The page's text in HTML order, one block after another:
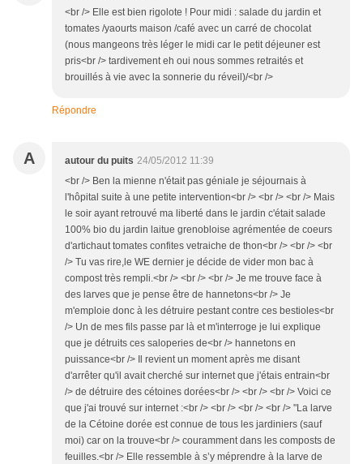
<br /> Elle est bien rigolote ! Pour midi : salade du jardin et
tomates /yaourts maison /café avec un carré de chocolat
(nous mangeons très léger le midi car le petit déjeuner est
pris<br /> tardivement eh oui nous sommes retraités et
brouillés à vie avec la sonnerie du réveil)/<br />
Répondre
A autour du puits 24/05/2012 11:39
<br /> Ben la mienne n'était pas géniale je séjournais à
l'hôpital suite à une petite intervention<br /> <br /> <br /> Mais
le soir ayant retrouvé ma liberté dans le jardin c'était salade
100% bio du jardin laitue grenobloise agrémentée de coeurs
d'artichaut tomates confites vetraiche de thon<br /> <br /> <br
/> Tu vas rire,le WE dernier je décide de vider mon bac à
compost très rempli.<br /> <br /> <br /> Je me trouve face à
des larves que je pense être de hannetons<br /> Je
m'emploie donc à les détruire pestant contre ces bestioles<br
/> Un de mes fils passe par là et m'interroge je lui explique
que je détruits ces saloperies de<br /> hannetons en
puissance<br /> Il revient un moment après me disant
d'arrêter qu'il avait cherché sur internet que j'étais entrain<br
/> de détruire des cétoines dorées<br /> <br /> <br /> Voici ce
que j'ai trouvé sur internet :<br /> <br /> <br /> <br /> "La larve
de la Cétoine dorée est connue de tous les jardiniers (sauf
moi) car on la trouve<br /> couramment dans les composts de
feuilles.<br /> Elle ressemble à s’y méprendre à la larve de